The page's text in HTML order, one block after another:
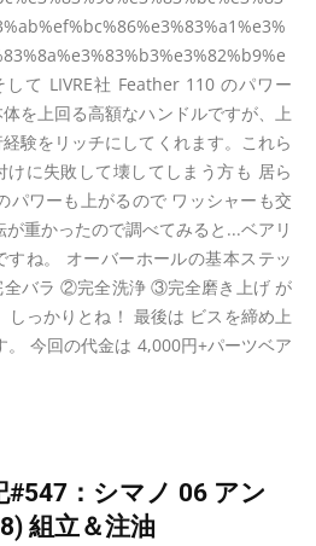
て LIVRE社 Feather 110 のパワー
を上回る高額なハンドルですが、上
験をリッチにしてくれます。これら
に失敗して壊してしまう方も 居ら
パワーも上がるので ワッシャーも交
重かったので調べてみると...ベアリ
すね。 オーバーホールの基本ステッ
バラ ②完全洗浄 ③完全磨き上げ が
しっかりとね！ 最後は ビスを締め上
。 今回の代金は 4,000円+パーツベア
：シマノ 06 アン
組立＆注油